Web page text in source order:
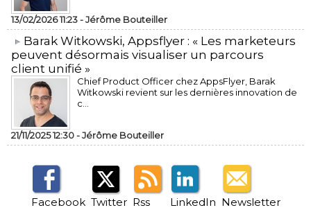
13/02/2026 11:23 -Jérôme Bouteiller
​Barak Witkowski, Appsflyer : « Les marketeurs
peuvent désormais visualiser un parcours
client unifié »
Chief Product Officer chez AppsFlyer, ​Barak
Witkowski revient sur les dernières innovation de
c...
21/11/2025 12:30 -Jérôme Bouteiller
Facebook Twitter Rss LinkedIn Newsletter